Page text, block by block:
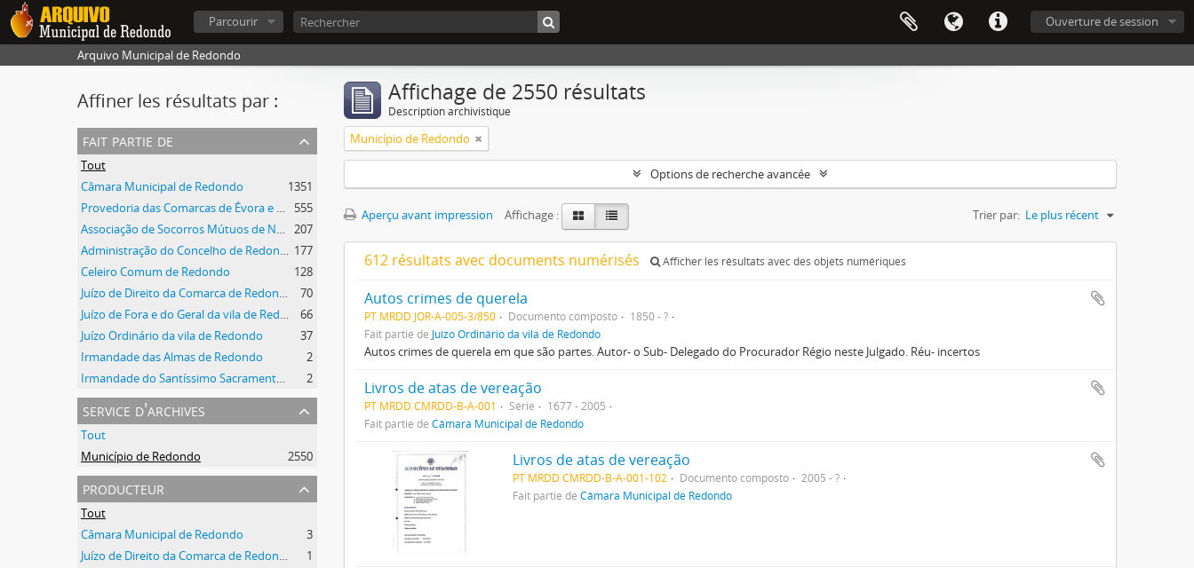
Ouverture de session
Parcourir
Arquivo Municipal de Redondo
Affiner les résultats par :
fait partie de
Tout
Câmara Municipal de Redondo
1351
Provedoria das Comarcas de Évora e Estremoz
555
Associação de Socorros Mútuos de Nossa Senhora de Ao Pé da Cruz de Redondo
207
Administração do Concelho de Redondo 177
Celeiro Comum de Redondo
128
Juízo de Direito da Comarca de Redondo
70
Juízo de Fora e do Geral da vila de Redondo
66
Juízo Ordinário da vila de Redondo
37
Irmandade das Almas de Redondo
2
Irmandade do Santíssimo Sacramento de Redondo
2
service d'archives
Tout
Município de Redondo
2550
producteur
Tout
Câmara Municipal de Redondo
3
Juízo de Direito da Comarca de Redondo
1
Affichage de 2550 résultats
Description archivistique
Município de Redondo
Options de recherche avancée
Aperçu avant impression Affichage : Trier par: Le plus récent
612 résultats avec documents numérisés Afficher les résultats avec des objets numériques
Autos crimes de querela
PT MRDD JOR-A-005-3/850 Documento composto
1850 - ?
Fait partie de Juízo Ordinário da vila de Redondo
Autos crimes de querela em que são partes. Autor- o Sub- Delegado do Procurador Régio neste Julgado. Réu- incertos
Livros de atas de vereação
PT MRDD CMRDD-B-A-001 Série
1677 - 2005
Fait partie de Câmara Municipal de Redondo
Livros de atas de vereação
PT MRDD CMRDD-B-A-001-102 Documento composto
2005 - ?
Fait partie deCâmara Municipal de Redondo